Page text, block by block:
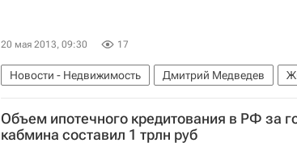
20 мая 2013, 09:30 17
Новости - Недвижимость Дмитрий Медведев
Объем ипотечного кредитования в РФ за
кабмина составил 1 трлн руб